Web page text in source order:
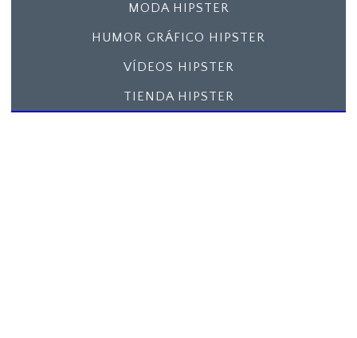
MODA HIPSTER
HUMOR GRÁFICO HIPSTER
VÍDEOS HIPSTER
TIENDA HIPSTER